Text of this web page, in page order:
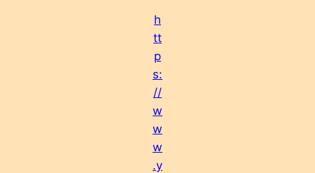
h
tt
p
s:
//
w
w
w
.y